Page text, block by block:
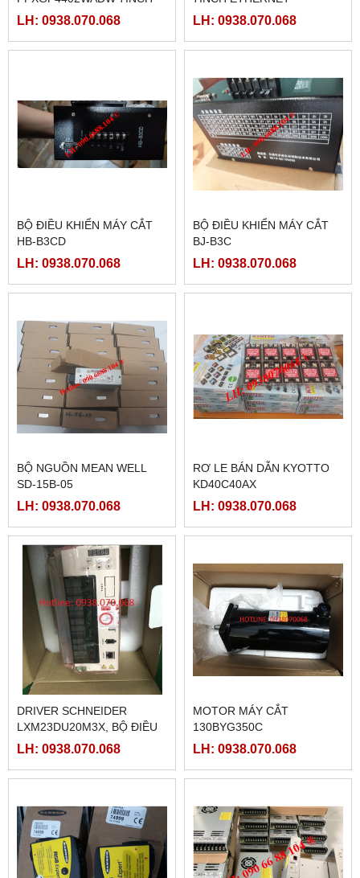
LH: 0938.070.068 LH: 0938.070.068
BỘ ĐIỀU KHIỂN MÁY CẮT
HB-B3CD
LH: 0938.070.068
BỘ ĐIỀU KHIỂN MÁY CẮT
BJ-B3C
LH: 0938.070.068
BỘ NGUỒN MEAN WELL
SD-15B-05
LH: 0938.070.068
RƠ LE BÁN DẪN KYOTTO
KD40C40AX
LH: 0938.070.068
DRIVER SCHNEIDER
LXM23DU20M3X, BỘ ĐIỀU
KHIỂN SERVO
LH: 0938.070.068
MOTOR MÁY CẮT
130BYG350C
LH: 0938.070.068